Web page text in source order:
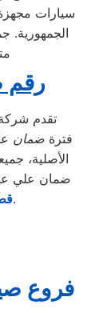
سيارات
الجمهورية.
رقم
تقدم
فترةضمان
الأصلية،
ضمان علي
و تكلفة صيانة عالية.
فروع